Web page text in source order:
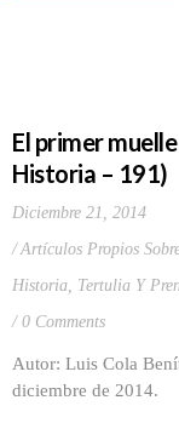
El primer
Historia – 191)
Diciembre 21, 2014
Artículos Propios
Historia, Tertulia Y
0 Comments
Autor: Luis Cola
diciembre de 2014.